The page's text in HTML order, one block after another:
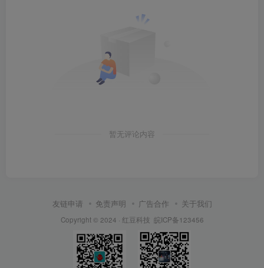
暂无评论内容
友链申请 免责声明 广告合作 关于我们
Copyright © 2024 · 红豆科技 皖ICP备123456